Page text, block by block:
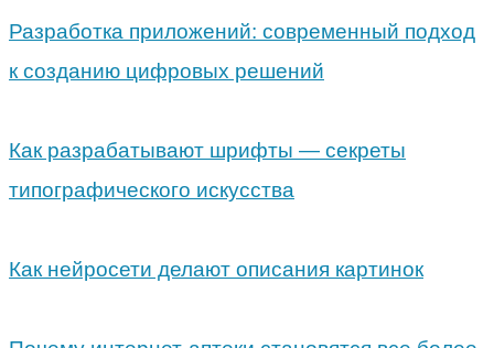
Разработка приложений: современный подход
к созданию цифровых решений
Как разрабатывают шрифты — секреты
типографического искусства
Как нейросети делают описания картинок